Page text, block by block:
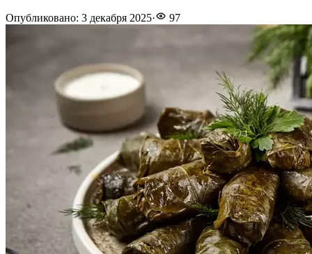
Опубликовано: 3 декабря 2025· 97